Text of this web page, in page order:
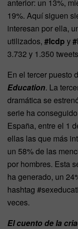
anterior: un 13%,
19%. Aquí siguen
interesan por ella,
utilizados, #lcdp y
3.732 y 1.350
En el tercer puesto
Education. La
dramática se
serie ha
España, entre el 1
ellas las que más
un 58% de las
por hombres. Esta
ha generado, un
hashtag
veces.
El cuento de la